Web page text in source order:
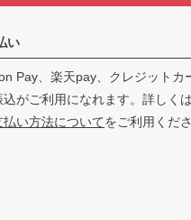
い
Pay、楽天pay、クレジットカ
込がご利用になれます。詳しくは
払い方法についてをご利用くださ